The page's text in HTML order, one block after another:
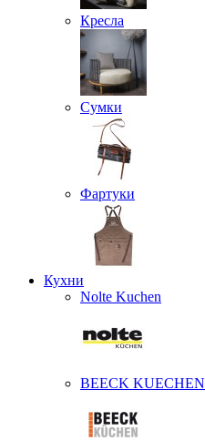
Кресла
Сумки
Фартуки
Кухни
Nolte Kuchen
BEECK KUECHEN